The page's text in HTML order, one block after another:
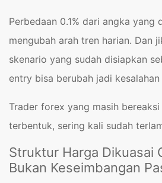
Perbedaan 0.1% dari angka yang
mengubah arah tren harian. Dan
skenario yang sudah disiapkan
entry bisa berubah jadi
Trader forex yang masih
terbentuk, sering kali sudah
Struktur Harga Dikuasai
Bukan Keseimbangan